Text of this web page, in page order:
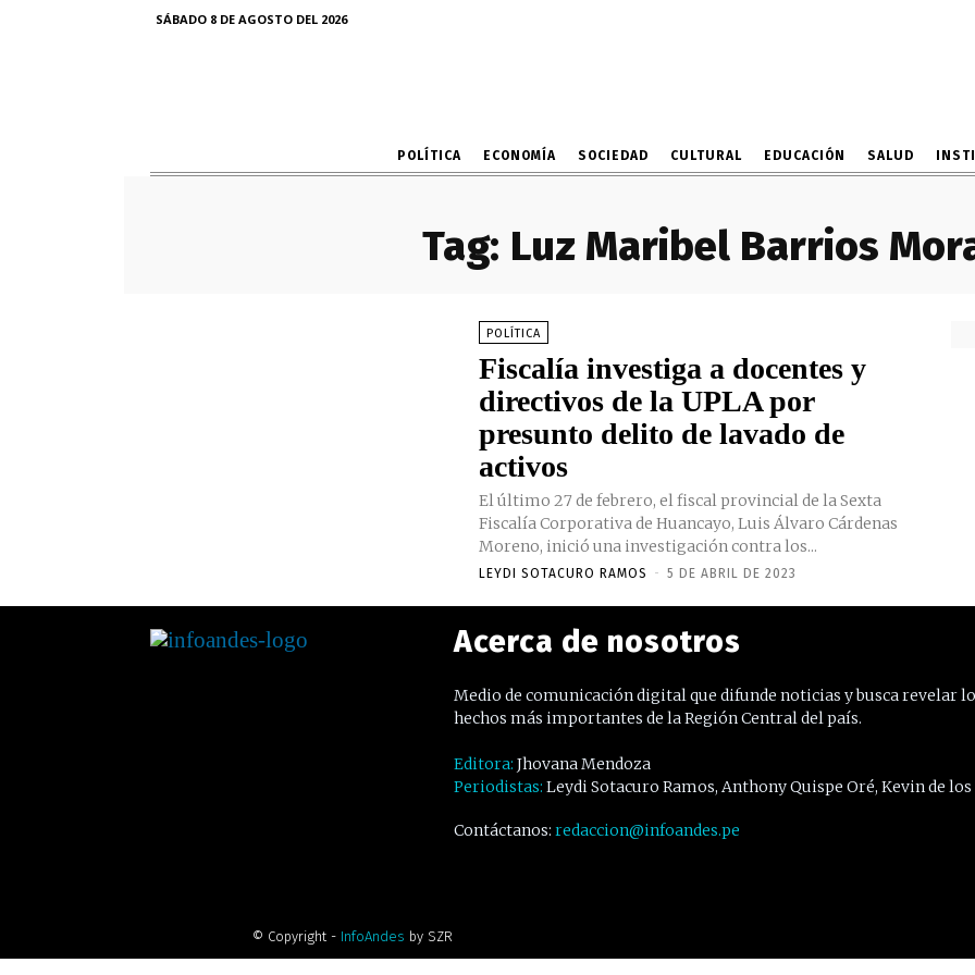
SÁBADO 8 DE AGOSTO DEL 2026
POLÍTICA ECONOMÍA SOCIEDAD CULTURAL EDUCACIÓN SALUD
Tag: Luz Maribel Barrios
POLÍTICA
Fiscalía investiga a docentes y
directivos de la UPLA por
presunto delito de lavado de
activos
El último 27 de febrero, el fiscal provincial de la Sexta
Fiscalía Corporativa de Huancayo, Luis Álvaro Cárdenas
Moreno, inició una investigación contra los...
LEYDI SOTACURO RAMOS - 5 DE ABRIL DE 2023
Acerca de nosotros
Medio de comunicación digital que difunde noticias y busca revelar
hechos más importantes de la Región Central del país.
Editora: Jhovana Mendoza
Periodistas: Leydi Sotacuro Ramos, Anthony Quispe Oré, Kevin de los
Contáctanos: redaccion@infoandes.pe
© Copyright - InfoAndes by SZR